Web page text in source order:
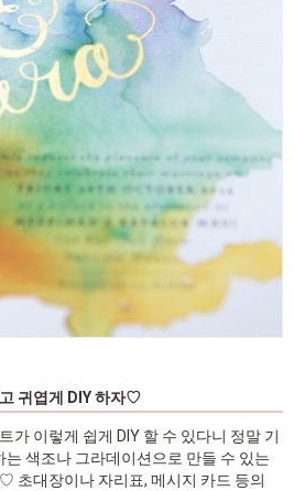
귀엽게 DIY 하자♡
가 이렇게 쉽게 DIY 할 수 있다니 정말 기
색조나 그라데이션으로 만들 수 있는
초대장이나 자리표, 메시지 카드 등의